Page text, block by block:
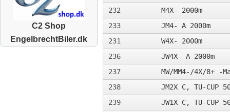
C2 Shop
EngelbrechtBiler.dk
232
M4X- 2000m
233
JM4- A 2000m
231
W4X- 2000m
236
JW4X- A 2000m
237
MW/MM4-/4X/8+ -
238
JM2X C, TU-CUP
239
JW1X C, TU-CUP